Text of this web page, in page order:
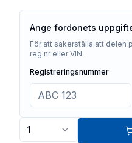
Ange fordonets
För att säkerställa att delen
reg.nr eller VIN.
Registreringsnummer
1